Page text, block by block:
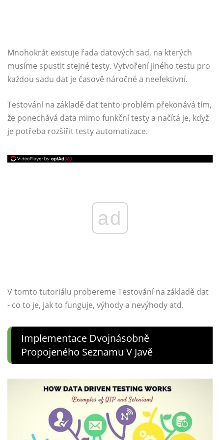
Mnohokrát existuje řada datových sad, na kterých
musíme spustit stejné testy. Vytvoření jiného testu pro
každou sadu dat je časově náročné a neefektivní.
Testování na základě dat tento problém překonává tím,
že ponechává data mimo funkční testy a načítá je, když
je potřeba rozšířit testy automatizace.
ad
V tomto tutoriálu probereme Testování na základě dat
- co to je, jak to funguje, výhody a nevýhody atd.
Implementace Dvojnásobně
Propojeného Seznamu V Javě